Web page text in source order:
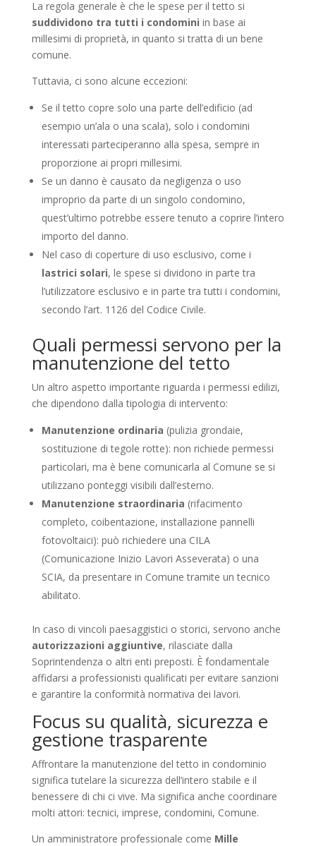
La regola generale è che le spese per il tetto si
suddividono tra tutti i condomini in base ai
millesimi di proprietà, in quanto si tratta di un bene
comune.
Tuttavia, ci sono alcune eccezioni:
Se il tetto copre solo una parte dell’edificio (ad
esempio un’ala o una scala), solo i condomini
interessati parteciperanno alla spesa, sempre in
proporzione ai propri millesimi.
Se un danno è causato da negligenza o uso
improprio da parte di un singolo condomino,
quest’ultimo potrebbe essere tenuto a coprire l’intero
importo del danno.
Nel caso di coperture di uso esclusivo, come i
lastrici solari, le spese si dividono in parte tra
l’utilizzatore esclusivo e in parte tra tutti i condomini,
secondo l’art. 1126 del Codice Civile.
Quali permessi servono per la
manutenzione del tetto
Un altro aspetto importante riguarda i permessi edilizi,
che dipendono dalla tipologia di intervento:
Manutenzione ordinaria (pulizia grondaie,
sostituzione di tegole rotte): non richiede permessi
particolari, ma è bene comunicarla al Comune se si
utilizzano ponteggi visibili dall’esterno.
Manutenzione straordinaria (rifacimento
completo, coibentazione, installazione pannelli
fotovoltaici): può richiedere una CILA
(Comunicazione Inizio Lavori Asseverata) o una
SCIA, da presentare in Comune tramite un tecnico
abilitato.
In caso di vincoli paesaggistici o storici, servono anche
autorizzazioni aggiuntive, rilasciate dalla
Soprintendenza o altri enti preposti. È fondamentale
affidarsi a professionisti qualificati per evitare sanzioni
e garantire la conformità normativa dei lavori.
Focus su qualità, sicurezza e
gestione trasparente
Affrontare la manutenzione del tetto in condominio
significa tutelare la sicurezza dell’intero stabile e il
benessere di chi ci vive. Ma significa anche coordinare
molti attori: tecnici, imprese, condomini, Comune.
Un amministratore professionale come Mille